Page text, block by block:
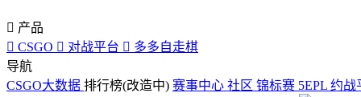
 产品
 CSGO  对战平台  多多自走棋
导航
CSGO大数据 排行榜(改造中) 赛事中心 社区 锦标赛 5EPL 约战